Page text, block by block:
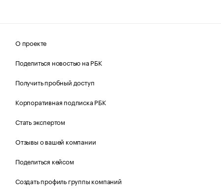
О проекте
Поделиться новостью на РБК
Получить пробный доступ
Корпоративная подписка РБК
Стать экспертом
Отзывы о вашей компании
Поделиться кейсом
Создать профиль группы компаний